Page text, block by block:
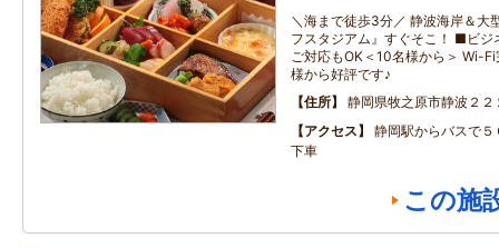
＼海まで徒歩3分／ 静波海岸＆大
フスタジアム』すぐそこ！ ■ビ
ご対応もOK＜10名様から＞ Wi-
様から好評です♪
住所
静岡県牧之原市静波２２
アクセス
静岡駅からバスで
下車
この施